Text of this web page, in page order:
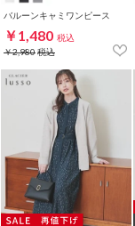
バルーンキャミワンピース
￥1,480 税込
￥2,980税込